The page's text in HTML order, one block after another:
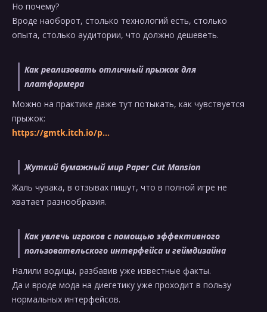
Но почему?
Вроде наоборот, столько технологий есть, столько
опыта, столько аудитории, что должно дешеветь.
Как реализовать отличный прыжок для
платформера
Можно на практике даже тут потыкать, как чувствуется
прыжок:
https://gmtk.itch.io/p...
Жуткий бумажный мир Paper Cut Mansion
Жаль чувака, в отзывах пишут, что в полной игре не
хватает разнообразия.
Как увлечь игроков с помощью эффективного
пользовательского интерфейса и геймдизайна
Налили водицы, разбавив уже известные факты.
Да и вроде мода на диегетику уже проходит в пользу
нормальных интерфейсов.